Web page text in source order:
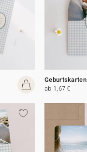
Geburtskarten
ab 1,67 €